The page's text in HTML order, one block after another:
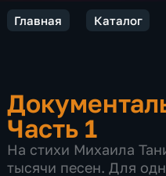
Главная Каталог
Часть 1
На стихи Михаила
тысячи песен. Для